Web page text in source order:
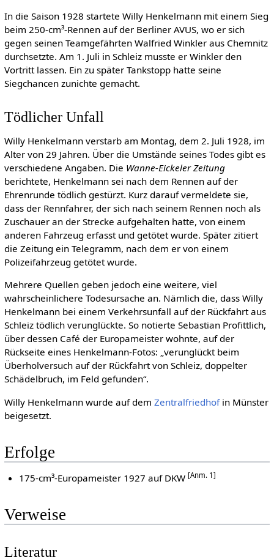
In die Saison 1928 startete Willy Henkelmann mit einem Sieg
beim 250-cm³-Rennen auf der Berliner AVUS, wo er sich
gegen seinen Teamgefährten Walfried Winkler aus Chemnitz
durchsetzte. Am 1. Juli in Schleiz musste er Winkler den
Vortritt lassen. Ein zu später Tankstopp hatte seine
Siegchancen zunichte gemacht.
Tödlicher Unfall
Willy Henkelmann verstarb am Montag, dem 2. Juli 1928, im
Alter von 29 Jahren. Über die Umstände seines Todes gibt es
verschiedene Angaben. Die Wanne-Eickeler Zeitung
berichtete, Henkelmann sei nach dem Rennen auf der
Ehrenrunde tödlich gestürzt. Kurz darauf vermeldete sie,
dass der Rennfahrer, der sich nach seinem Rennen noch als
Zuschauer an der Strecke aufgehalten hatte, von einem
anderen Fahrzeug erfasst und getötet wurde. Später zitiert
die Zeitung ein Telegramm, nach dem er von einem
Polizeifahrzeug getötet wurde.
Mehrere Quellen geben jedoch eine weitere, viel
wahrscheinlichere Todesursache an. Nämlich die, dass Willy
Henkelmann bei einem Verkehrsunfall auf der Rückfahrt aus
Schleiz tödlich verunglückte. So notierte Sebastian Profittlich,
über dessen Café der Europameister wohnte, auf der
Rückseite eines Henkelmann-Fotos: „verunglückt beim
Überholversuch auf der Rückfahrt von Schleiz, doppelter
Schädelbruch, im Feld gefunden“.
Willy Henkelmann wurde auf dem Zentralfriedhofin Münster
beigesetzt.
Erfolge
175-cm³-Europameister 1927 auf DKW[Anm. 1]
Verweise
Literatur